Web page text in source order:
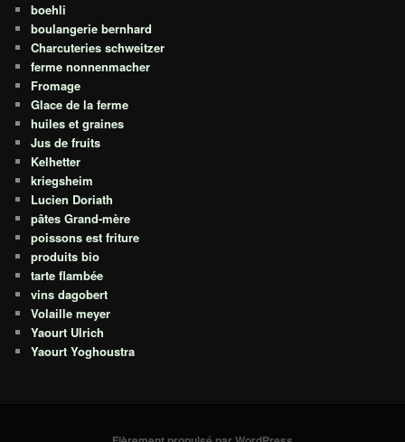
boehli
boulangerie bernhard
Charcuteries schweitzer
ferme nonnenmacher
Fromage
Glace de la ferme
huiles et graines
Jus de fruits
Kelhetter
kriegsheim
Lucien Doriath
pâtes Grand-mère
poissons est friture
produits bio
tarte flambée
vins dagobert
Volaille meyer
Yaourt Ulrich
Yaourt Yoghoustra